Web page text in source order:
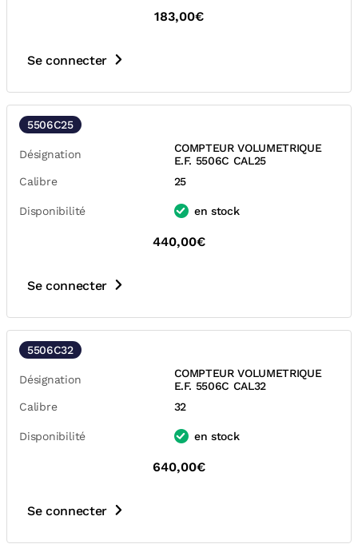
183,00€
Se connecter
5506C25
Désignation
COMPTEUR VOLUMETRIQUE
E.F. 5506C CAL25
Calibre
25
Disponibilité en stock
440,00€
Se connecter
5506C32
Désignation
COMPTEUR VOLUMETRIQUE
E.F. 5506C CAL32
Calibre
32
Disponibilité en stock
640,00€
Se connecter